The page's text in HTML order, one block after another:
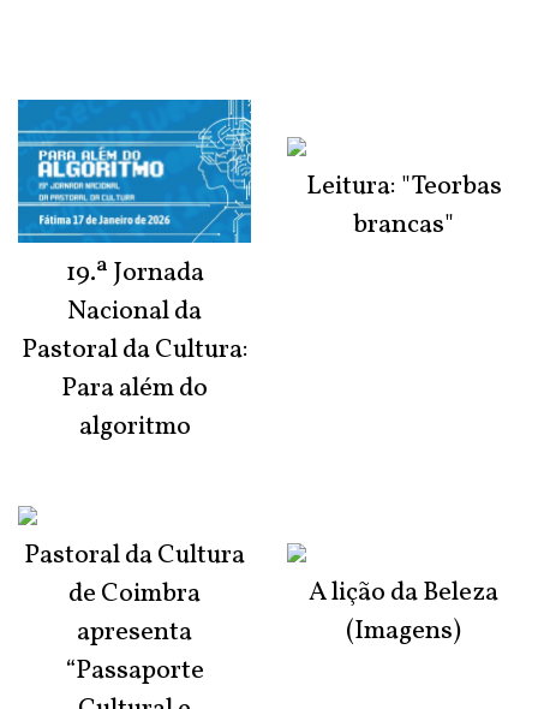
19.ª Jornada
Nacional da
Pastoral da Cultura:
Para além do
algoritmo
Pastoral da Cultura
de Coimbra
apresenta
“Passaporte
Leitura: "Teorbas
brancas"
A lição da Beleza
(Imagens)